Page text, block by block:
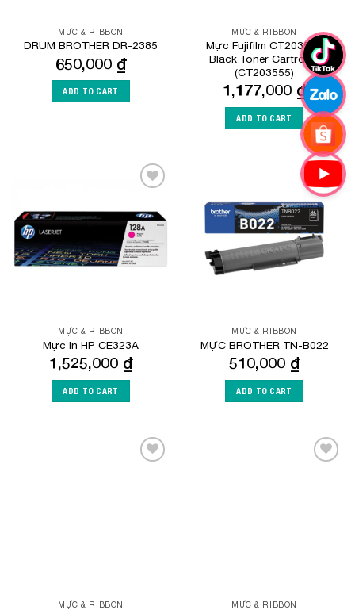
MỰC & RIBBON
DRUM BROTHER DR-2385
650,000 ₫
ADD TO CART
MỰC & RIBBON
Mực Fujifilm CT203555
Black Toner Cartrdige
(CT203555)
1,177,000 ₫
ADD TO CART
Wishlist
MỰC & RIBBON
Mực in HP CE323A
1,525,000 ₫
ADD TO CART
Add to
Wishlist
MỰC & RIBBON
MỰC BROTHER TN-B022
510,000 ₫
ADD TO CART
MỰC & RIBBON MỰC & RIBBON